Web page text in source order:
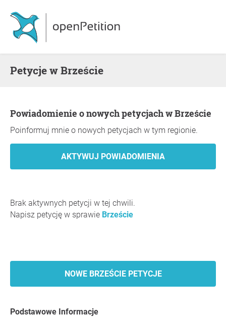
Petycje w Brzeście
Powiadomienie o nowych petycjach w Brzeście
Poinformuj mnie o nowych petycjach w tym regionie.
Brak aktywnych petycji w tej chwili.
Napisz petycję w sprawie Brzeście
NOWE BRZEŚCIE PETYCJE
Podstawowe Informacje